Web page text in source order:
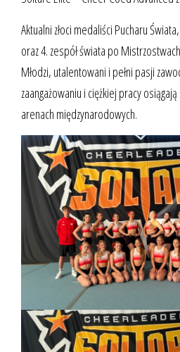
Aktualni złoci medaliści Pucharu
oraz 4. zespół świata po
Młodzi, utalentowani i pełni pasji
zaangażowaniu i ciężkiej pracy
arenach międzynarodowych.